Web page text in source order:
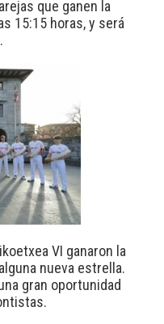
que ganen la
15:15 horas, y será
VI ganaron la
nueva estrella.
gran oportunidad